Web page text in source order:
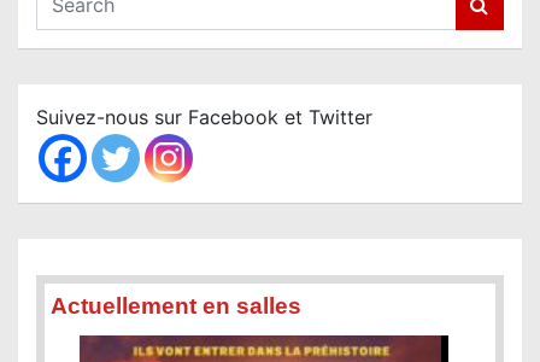
a
c
h
Suivez-nous sur Facebook et Twitter
Actuellement en salles